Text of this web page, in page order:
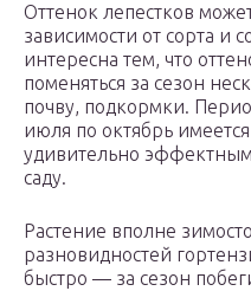
Оттенок лепестков
зависимости от сорта и
интересна тем, что
поменяться за сезон
почву, подкормки.
июля по октябрь
удивительно
саду.
Растение вполне
разновидностей
быстро — за сезон